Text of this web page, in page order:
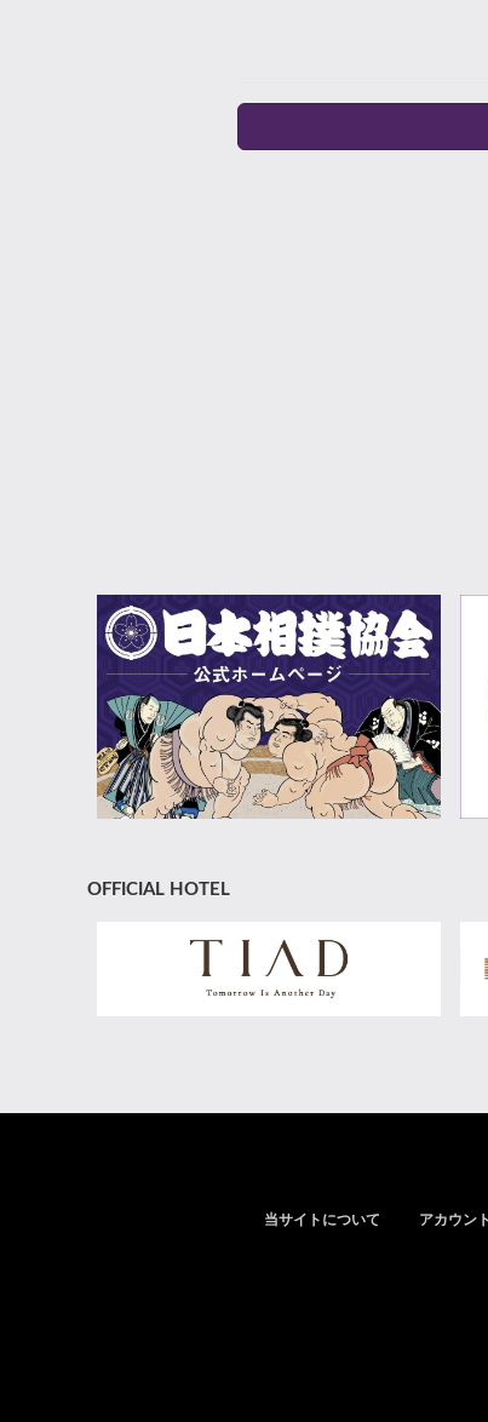
OFFICIAL HOTEL
当サイトについて アカウン